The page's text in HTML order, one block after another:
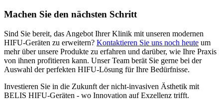
Machen Sie den nächsten Schritt
Sind Sie bereit, das Angebot Ihrer Klinik mit unseren modernen
HIFU-Geräten zu erweitern? Kontaktieren Sie uns noch heute um
mehr über unsere Produkte zu erfahren und darüber, wie Ihre Praxis
von ihnen profitieren kann. Unser Team berät Sie gerne bei der
Auswahl der perfekten HIFU-Lösung für Ihre Bedürfnisse.
Investieren Sie in die Zukunft der nicht-invasiven Ästhetik mit
BELIS HIFU-Geräten - wo Innovation auf Exzellenz trifft.